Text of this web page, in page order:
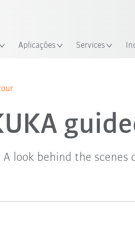
Aplicações Services
A look behind the scenes